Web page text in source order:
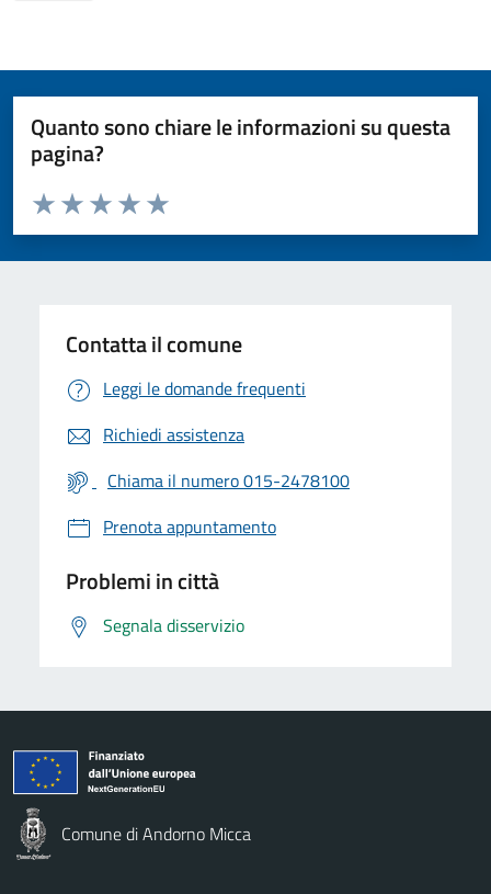
Quanto sono chiare le informazioni su questa
pagina?
Valuta da 1 a 5 stelle la pagina
Valuta 5 stelle su 5
Valuta 4 stelle su 5
Valuta 3 stelle su 5
Valuta 2 stelle su 5
Valuta 1 stelle su 5
Contatta il comune
Leggi le domande frequenti
Richiedi assistenza
Chiama il numero 015-2478100
Prenota appuntamento
Problemi in città
Segnala disservizio
Comune di Andorno Micca